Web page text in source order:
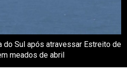
do Sul após atravessar Estreito de
meados de abril